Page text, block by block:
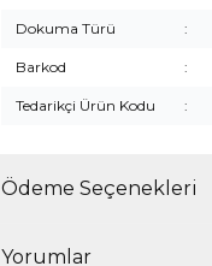
Dokuma Türü :
Barkod :
Tedarikçi Ürün Kodu :
Ödeme Seçenekleri
Yorumlar